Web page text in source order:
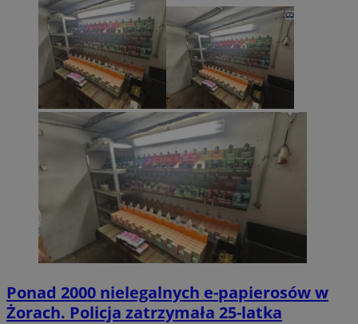
Ponad 2000 nielegalnych e-papierosów w
Żorach. Policja zatrzymała 25-latka